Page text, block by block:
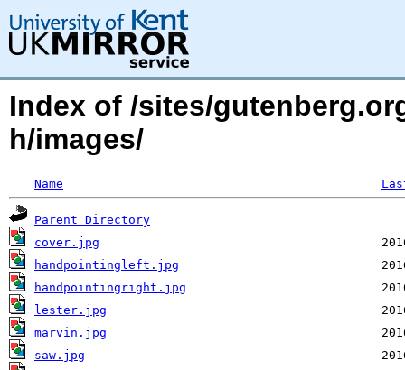
Index of /sites/
h/images/
Name
Parent Directory
cover.jpg
handpointingleft.jpg
handpointingright.jpg
lester.jpg
marvin.jpg
saw.jpg